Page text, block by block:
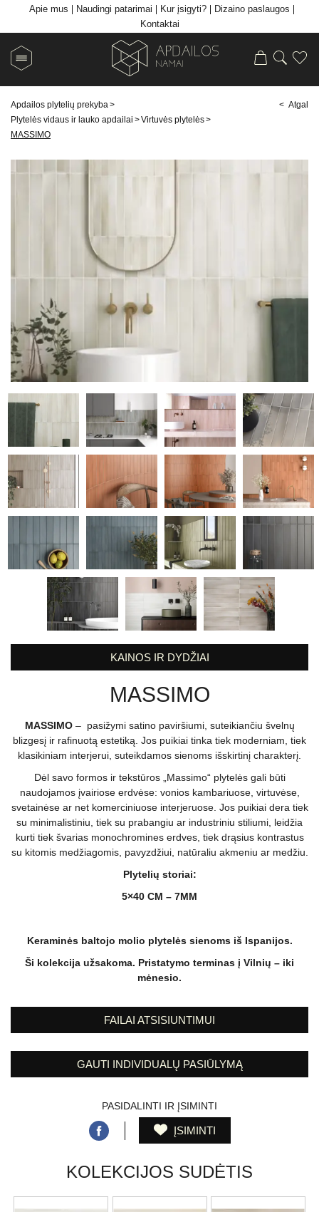
Apie mus Naudingi patarimai Kur įsigyti?
Dizaino paslaugos
Kontaktai
Apdailos plytelių prekyba >
Plytelės vidaus ir lauko apdailai >Virtuvės plytelės>
MASSIMO
< Atgal
KAINOS IR DYDŽIAI
MASSIMO
MASSIMO– pasižymi satino paviršiumi, suteikiančiu švelnų
blizgesį ir rafinuotą estetiką. Jos puikiai tinka tiek moderniam, tiek
klasikiniam interjerui, suteikdamos sienoms išskirtinį charakterį.
Dėl savo formos ir tekstūros „Massimo“ plytelės gali būti
naudojamos įvairiose erdvėse: vonios kambariuose, virtuvėse,
svetainėse ar net komerciniuose interjeruose. Jos puikiai dera tiek
su minimalistiniu, tiek su prabangiu ar industriniu stiliumi, leidžia
kurti tiek švarias monochromines erdves, tiek drąsius kontrastus
su kitomis medžiagomis, pavyzdžiui, natūraliu akmeniu ar medžiu.
Plytelių storiai:
5×40 CM – 7MM
Keraminės baltojo molio plytelės sienoms iš Ispanijos.
Ši kolekcija užsakoma. Pristatymo terminas į Vilnių – iki
mėnesio.
FAILAI ATSISIUNTIMUI
GAUTI INDIVIDUALŲ PASIŪLYMĄ
PASIDALINTI IR ĮSIMINTI
ĮSIMINTI
KOLEKCIJOS SUDĖTIS